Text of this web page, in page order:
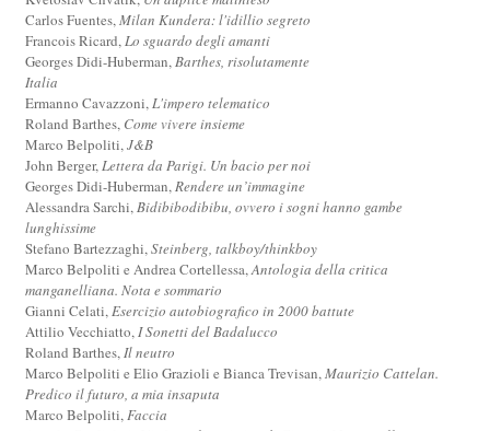
Carlos Fuentes,Milan Kundera: l'idillio segreto
Francois Ricard,Lo sguardo degli amanti
Georges Didi-Huberman,Barthes, risolutamente
Italia
Ermanno Cavazzoni,L'impero telematico
Roland Barthes, Come vivere insieme
Marco Belpoliti,J&B
John Berger,Lettera da Parigi. Un bacio per noi
Georges Didi-Huberman,Rendere un’immagine
Alessandra Sarchi,Bidibibodibibu, ovvero i sogni hanno gambe
lunghissime
Stefano Bartezzaghi,Steinberg, talkboy/thinkboy
Marco Belpoliti e Andrea Cortellessa,Antologia della critica
manganelliana. Nota e sommario
Gianni Celati,Esercizio autobiografico in 2000 battute
Attilio Vecchiatto,I Sonetti del Badalucco
Roland Barthes,Il neutro
Marco Belpoliti e Elio Grazioli e Bianca Trevisan,Maurizio Cattelan.
Predico il futuro, a mia insaputa
Marco Belpoliti,Faccia